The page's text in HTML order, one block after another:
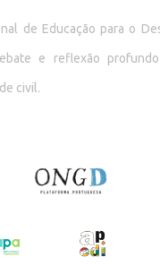
de Educação para o
e reflexão
civil.